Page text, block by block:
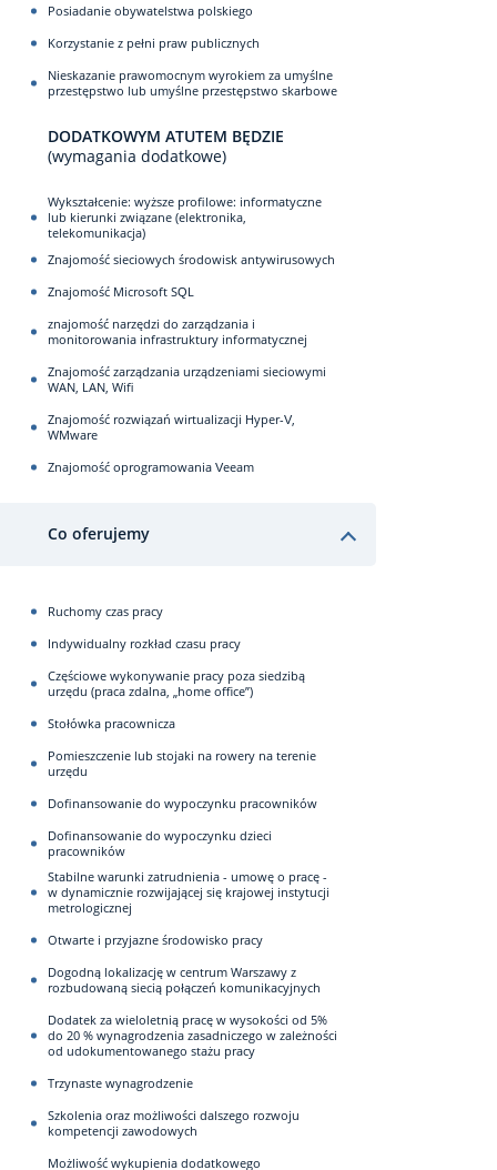
Posiadanie obywatelstwa polskiego
Korzystanie z pełni praw publicznych
Nieskazanie prawomocnym wyrokiem za umyślne
przestępstwo lub umyślne przestępstwo skarbowe
DODATKOWYM ATUTEM BĘDZIE
(wymagania dodatkowe)
Wykształcenie: wyższe profilowe: informatyczne
lub kierunki związane (elektronika,
telekomunikacja)
Znajomość sieciowych środowisk antywirusowych
Znajomość Microsoft SQL
znajomość narzędzi do zarządzania i
monitorowania infrastruktury informatycznej
Znajomość zarządzania urządzeniami sieciowymi
WAN, LAN, Wifi
Znajomość rozwiązań wirtualizacji Hyper-V,
WMware
Znajomość oprogramowania Veeam
Co oferujemy
Ruchomy czas pracy
Indywidualny rozkład czasu pracy
Częściowe wykonywanie pracy poza siedzibą
urzędu (praca zdalna, „home office”)
Stołówka pracownicza
Pomieszczenie lub stojaki na rowery na terenie
urzędu
Dofinansowanie do wypoczynku pracowników
Dofinansowanie do wypoczynku dzieci
pracowników
Stabilne warunki zatrudnienia - umowę o pracę -
w dynamicznie rozwijającej się krajowej instytucji
metrologicznej
Otwarte i przyjazne środowisko pracy
Dogodną lokalizację w centrum Warszawy z
rozbudowaną siecią połączeń komunikacyjnych
Dodatek za wieloletnią pracę w wysokości od 5%
do 20 % wynagrodzenia zasadniczego w zależności
od udokumentowanego stażu pracy
Trzynaste wynagrodzenie
Szkolenia oraz możliwości dalszego rozwoju
kompetencji zawodowych
Możliwość wykupienia dodatkowego